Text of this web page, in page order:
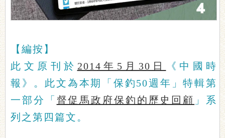
【編按】
此文原刊於 2014年5月30日
《中國時
報》。此文為本期「保釣50週年」特輯第
一部分「 督促馬政府保釣的歷史回顧 」系
列之第四篇文。